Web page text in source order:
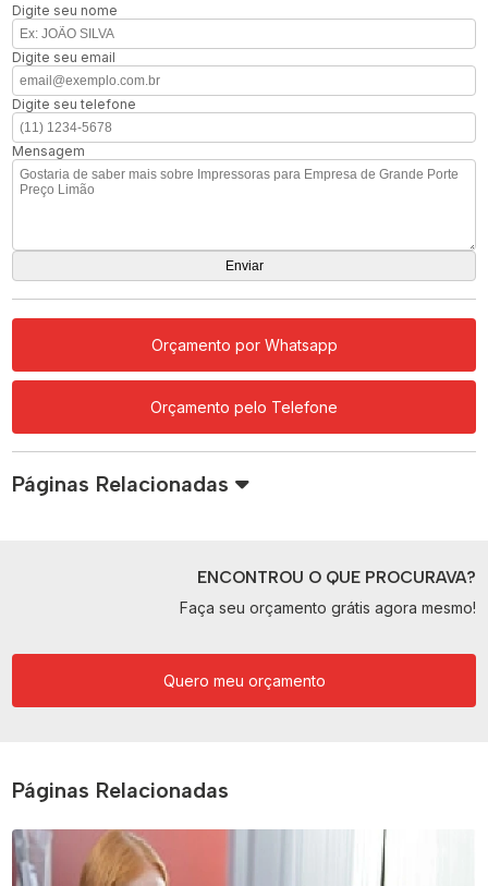
Digite seu nome
Digite seu email
Digite seu telefone
Mensagem
Orçamento por Whatsapp
Orçamento pelo Telefone
Páginas Relacionadas
ENCONTROU O QUE PROCURAVA?
Faça seu orçamento grátis agora mesmo!
Quero meu orçamento
Páginas Relacionadas